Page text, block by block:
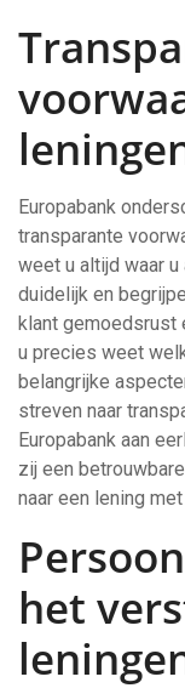
Europabank
transparante
weet u altijd waar
duidelijk en
klant gemoedsrust
u precies weet
belangrijke
streven naar
Europabank aan
zij een
naar een lening
het